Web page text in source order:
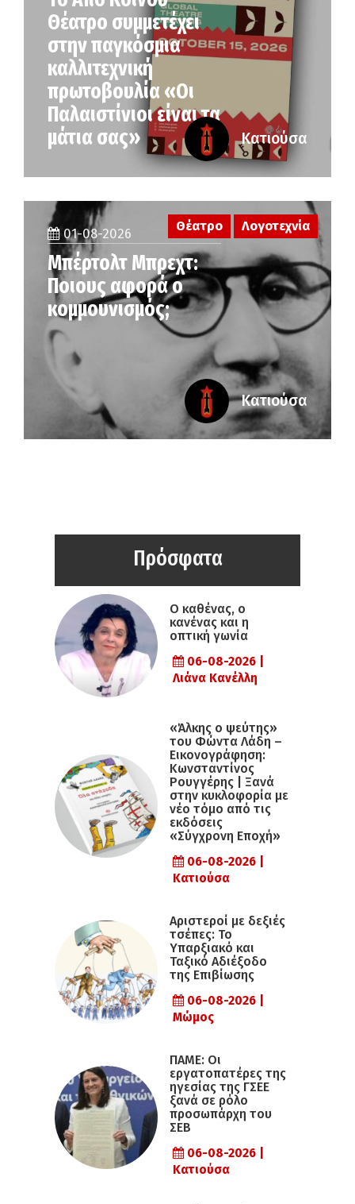
Θέατρο συμμετέχει
στην παγκόσμια
καλλιτεχνική
πρωτοβουλία «Οι
Παλαιστίνιοι είναι τα
μάτια σας»
Κατιούσα
01-08-2026
Μπέρτολτ Μπρεχτ:
Ποιους αφορά ο
κομμουνισμός;
Θέατρο Λογοτεχνία
Κατιούσα
Πρόσφατα
Ο καθένας, ο
κανένας και η
οπτική γωνία
06-08-2026 |
Λιάνα Κανέλλη
«Άλκης ο ψεύτης»
του Φώντα Λάδη –
Εικονογράφηση:
Κωνσταντίνος
Ρουγγέρης | Ξανά
στην κυκλοφορία με
νέο τόμο από τις
εκδόσεις
«Σύγχρονη Εποχή»
06-08-2026 |
Κατιούσα
Αριστεροί με δεξιές
τσέπες: Το
Υπαρξιακό και
Ταξικό Αδιέξοδο
της Επιβίωσης
06-08-2026 |
Μώμος
ΠΑΜΕ: Οι
εργατοπατέρες της
ηγεσίας της ΓΣΕΕ
ξανά σε ρόλο
προσωπάρχη του
ΣΕΒ
06-08-2026 |
Κατιούσα